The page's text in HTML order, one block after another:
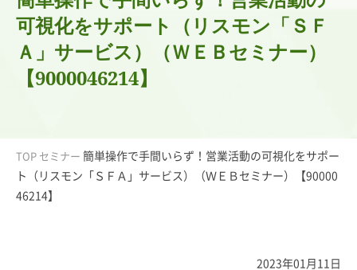
簡体中文
ENGLISH
可視化をサポート（リスモン「ＳＦ
Ａ」サービス）（ＷＥＢセミナー）
【9000046214】
TOP セミナー 簡単操作で手間いらず！営業活動の可視化をサポー
ト（リスモン「ＳＦＡ」サービス）（ＷＥＢセミナー）【90000
46214】
2023年01月11日